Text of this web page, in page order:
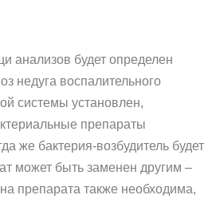
анализов будет определен
недуга воспалительного
системы установлен,
препараты
же бактерия-возбудитель будет
может быть заменен другим –
препарата также необходима,